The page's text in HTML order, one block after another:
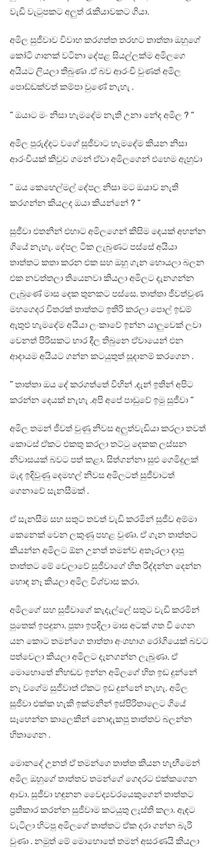
වැඩි වැටුපකට අලුත් රැකියාවකට ගියා.
අමිල සුජීවාව විවාහ කරගත්ත තරහට තාත්තා ඔහුගේ
කෝටි ගානක් වටිනා දේපළ සියල්ලක්ම අමිලගෙ
අයියට ලියලා තිබුණා .ඒ බව ආරංචි වුණත් අමිල
පොඩ්ඩක්වත් කම්පා වුණේ නැහැ .
” ඔයාට මං නිසා හැමදේම නැති උනා නේද අමිල ? “
අමිල පුරුද්දට වගේ සුජීවාට හැමදේම කියන නිසා
ආරංචියක් කිවුව ගමන් ඒවා අමිලගෙන් එහෙම ඇහුවා
” ඔය කෙහෙල්මල් දේපල නිසා මට ඔයාව නැති
කරගන්න කියලද ඔයා කියන්නේ ? “
සුජීවා එතනින් එහාට අමිලගෙන් කිසිම දෙයක් අහන්න
ගියේ නැහැ. දේපල ටික ලැබුණට පස්සේ අයියා
තාත්තට කතා කරන එක සහ ඔහු ගැන හොයලා බලන
එක නවත්තලා තියෙනවා කියලා අමිලට දැනගන්න
ලැබුණේ මාස දෙක තුනකට පස්සෙ. තාත්තා ජීවත්වුණ
මහගෙදර විතරක් තාත්තට ඉතිරි කරලා පොල් ඉඩම්
ඇතුළු හැමදේම අයියා ලංකාවේ ඉන්න යාලුවෙක් ලවා
වෙනත් පිරිසකට භාර දීල තිබුනෙ ඒවායෙන් එන
ආදායම අයියට ගන්න කටයුතුත් සූදානම් කරගෙන .
” තාත්තා ඔය දේ කරගත්තේ විහින් .දැන් ඉතින් අපිට
කරන්න දෙයක් නැහැ .අපි අපේ පාඩුවේ ඉමු සුජීවා “
අමිල තමන් ජීවත් වුණු නිවස අලුත්වැඩියා කරලා තවත්
කොටස් ඒකට එකතු කරලා තට්ටු දෙකක ලස්සන
නිවාසයක් බවට පත් කළා. සිත්ගන්නා සුළු ගෙමිදුලක්
මැද ඉදිවුණු දෙමහල් නිවස අමිලටත් සුජීවාටත්
ගෙනාවේ සැනසීමක් .
ඒ සැනසීම සහ සතුට තවත් වැඩි කරමින් සුජීව අම්මා
කෙනෙක් වෙන ලකුණු පහළ වුණා. ඒ ගැන තාත්තට
කියන්න අමිලට ඕන උනත් තමන්ව අතෑරලා දාපු
තාත්තට මේ වෙලාවේ සුජීවාගේ හිත රිද්දන්න දෙන්න
හොඳ නෑ කියලා අමිල විශ්වාස කරා.
අමිලගේ සහ සුජීවාගේ කැදැල්ලේ සතුට වැඩි කරමින්
පුතෙක් ඉපදුනා. පුතා ඉපදිලා මාස අටක් ගත වී ගෙන
යන කොට තමන්ගෙ තාත්තා අංශභාග රෝගියෙක් බවට
පත්වෙලා කියලා අමිලට දැනගන්න ලැබුණා. ඒ
මොහොතේ නිහඬව ඉන්න අමිලගේ හිත ඉඩ දුන්නේ
නෑ වගේම සුජීවාත් ඒකට ඉඩ දුන්නේ නැහැ. අමිල
සුජීවා එක්ක හැකි ඉක්මනින් ඉස්පිරිතාලෙට ගියේ
සෑහෙන්න කාලෙකින් නොදැකපු තාත්තව බලන්න
හිතාගෙන .
මොනදේ උනත් ඒ තමන්ගෙ තාත්ත කියන හැඟීමෙන්
අමිල ඔහුගේ තාත්තව තමන්ගේ ගෙදරට එක්කගෙන
ආවා. සුජීවා හඳුනන වෛද්‍යවරයෙකුගෙන් තාත්තට
ප්‍රතිකාර කරන්න සුජීවාම කටයුතු ලෑස්ති කලා. ඇඳට
වැටිලා හිටපු අමිලගේ තාත්තට ඒක දරා ගන්න බැරි
වුණා . නමුත් මේ මොහොතේ තමන් අසරණයි කියලා